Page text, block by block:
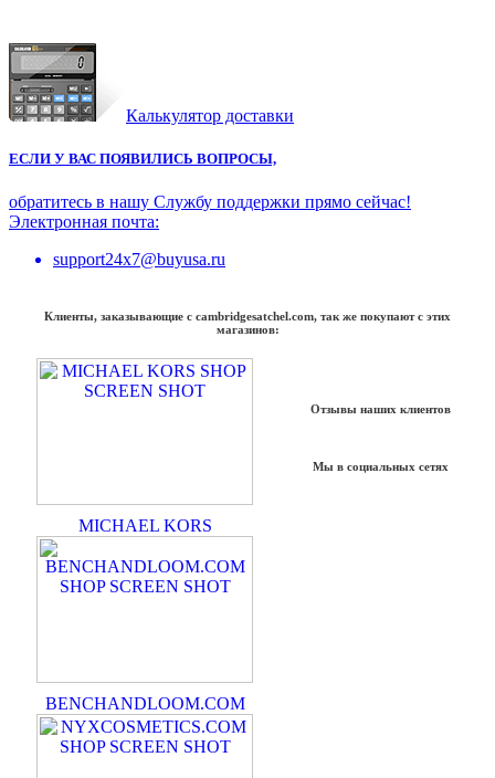
Калькулятор доставки
ЕСЛИ У ВАС ПОЯВИЛИСЬ ВОПРОСЫ,
обратитесь в нашу Службу поддержки прямо сейчас!
Электронная почта:
support24x7@buyusa.ru
Клиенты, заказывающие с cambridgesatchel.com, так же покупают с этих
магазинов:
MICHAEL KORS
BENCHANDLOOM.COM
Отзывы наших клиентов
Мы в социальных сетях